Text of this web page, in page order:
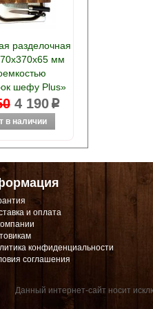
разделочная
мм
шефу Plus»
4 190p
и оплата
конфиденциальности
соглашения
Данный интернет-сайт носит